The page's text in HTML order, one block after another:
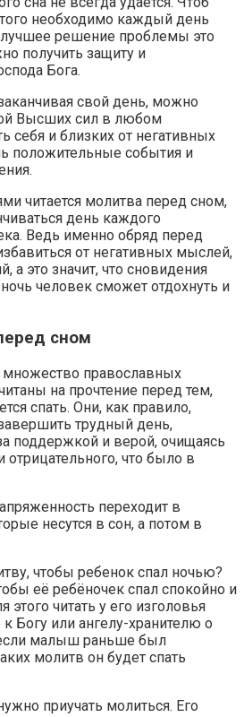
необходимо каждый день
решение проблемы это
получить защиту и
Бога.
свой день, можно
Высших сил в любом
себя и близких от негативных
положительные события и
читается молитва перед сном,
день каждого
Ведь именно обряд перед
от негативных мыслей,
а это значит, что сновидения
человек сможет отдохнуть и
сном
православных
на прочтение перед тем,
спать. Они, как правило,
трудный день,
поддержкой и верой, очищаясь
отрицательного, что было в
переходит в
несутся в сон, а потом в
чтобы ребенок спал ночью?
её ребёночек спал спокойно и
читать у его изголовья
Богу или ангелу-хранителю о
малыш раньше был
молитв он будет спать
приучать молиться. Его